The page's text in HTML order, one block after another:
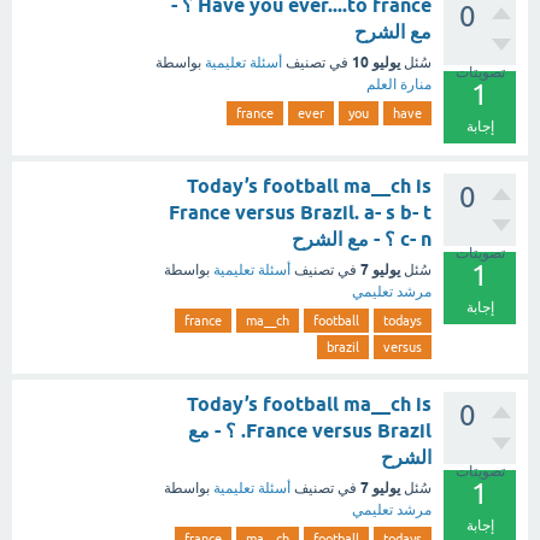
0
تصويتات
1
إجابة
Have you ever....to france ؟ -
مع الشرح
سُئل يوليو 10 في تصنيف أسئلة تعليمية بواسطة
منارة العلم
have
you
ever
france
0
تصويتات
1
إجابة
Today’s football ma__ch is
France versus Brazil. a- s b- t
c- n ؟ - مع الشرح
سُئل يوليو 7 في تصنيف أسئلة تعليمية بواسطة
مرشد تعليمي
todays
football
ma__ch
france
versus
brazil
0
تصويتات
1
إجابة
Today’s football ma__ch is
France versus Brazil. ؟ - مع
الشرح
سُئل يوليو 7 في تصنيف أسئلة تعليمية بواسطة
مرشد تعليمي